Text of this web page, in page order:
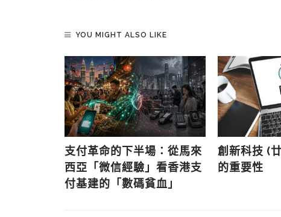
YOU MIGHT ALSO LIKE
支付革命的下半場：從馬來
西亞「微信經驗」看香港支
付基建的「數碼貧血」
創新科技 (
的重要性